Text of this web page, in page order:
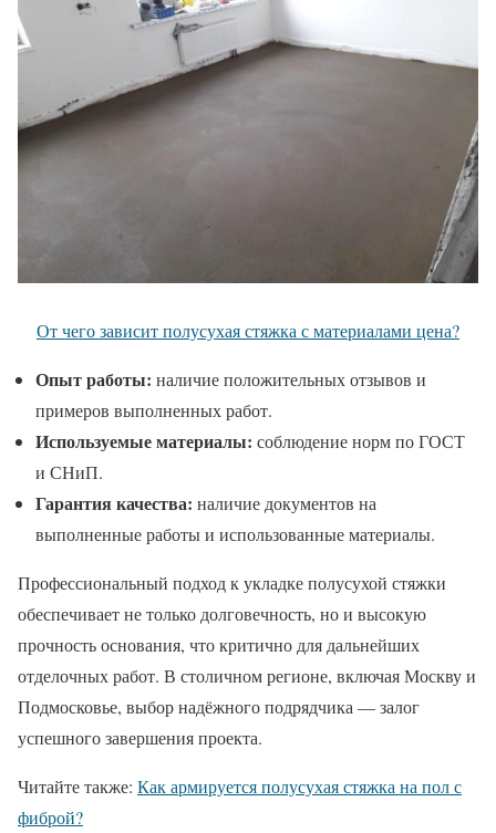
От чего зависит полусухая стяжка с материалами цена?
Опыт работы: наличие положительных отзывов и
примеров выполненных работ.
Используемые материалы: соблюдение норм по ГОСТ
и СНиП.
Гарантия качества: наличие документов на
выполненные работы и использованные материалы.
Профессиональный подход к укладке полусухой стяжки
обеспечивает не только долговечность, но и высокую
прочность основания, что критично для дальнейших
отделочных работ. В столичном регионе, включая Москву и
Подмосковье, выбор надёжного подрядчика — залог
успешного завершения проекта.
Читайте также: Как армируется полусухая стяжка на пол с
фиброй?